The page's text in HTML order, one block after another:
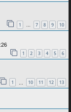
1 … 7 8 9 10
1 2 3 4 5 6
1 10 11 12 13